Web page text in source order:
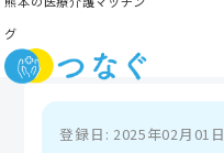
グ
登録日: 2025年02月01日